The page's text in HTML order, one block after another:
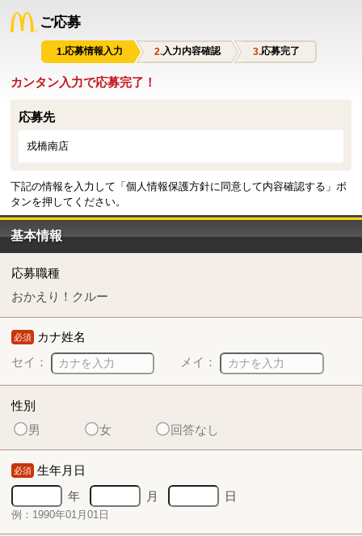
ご応募
応募情報入力 入力内容確認 応募完了
カンタン入力で応募完了！
応募先
戎橋南店
下記の情報を入力して「個人情報保護方針に同意して内容確認する」ボ
タンを押してください。
基本情報
応募職種
おかえり！クルー
必須 カナ姓名
セイ：
メイ：
性別
男
女 回答なし
必須 生年月日
年
月 日
例：1990年01月01日